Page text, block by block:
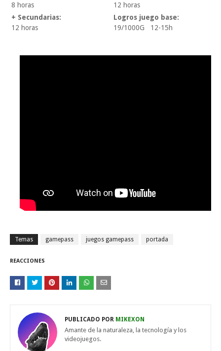
8 horas
12 horas
+ Secundarias:
12 horas
Logros juego base:
19/1000G 12-15h
Temas gamepass juegos gamepass portada
REACCIONES
PUBLICADO POR MIKEXON
Amante de la naturaleza, la tecnología y los
videojuegos.